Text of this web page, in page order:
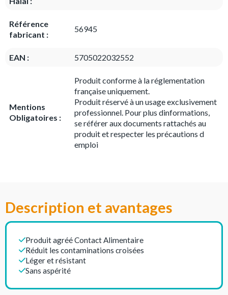
Référence
fabricant :
56945
EAN : 5705022032552
Mentions
Obligatoires :
Produit conforme à la réglementation
française uniquement.
Produit réservé à un usage exclusivement
professionnel. Pour plus dinformations,
se référer aux documents rattachés au
produit et respecter les précautions d
emploi
Description et avantages
Produit agréé Contact Alimentaire
Réduit les contaminations croisées
Léger et résistant
Sans aspérité